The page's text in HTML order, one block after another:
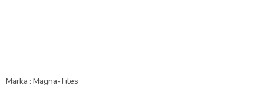
Marka : Magna-Tiles